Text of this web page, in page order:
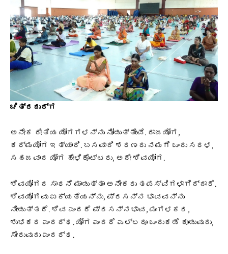
ಚಿತ್ರದುರ್ಗ
ಅನೇಕ ರೀತಿಯ ಯೋಗಗಳನ್ನು ನೋಡುತ್ತೇವೆ. ರಾಜಯೋಗ,
ಕರ್ಮಯೋಗ ಇತ್ಯಾದಿ. ಬಸವಾದಿ ಶರಣರು ನಮಗೆ ಒಂದು ಸರಳ,
ಸಹಜವಾದ ಯೋಗ ಹೇಳಿಕೊಟ್ಟರು, ಅದೇ ಶಿವಯೋಗ.
ಶಿವಯೋಗದ ಸಾಧನೆ ಮಾಡುತ್ತಾ ಅನೇಕರು ತಪಸ್ವಿಗಳಾಗಿದ್ದಾರೆ.
ಶಿವಯೋಗವು ಐಕ್ಯತೆಯನ್ನು, ಪ್ರಸನ್ನ ಭಾವವನ್ನು
ನೀಡುತ್ತದೆ. ಶಿವ ಎಂದರೆ ಪ್ರಸನ್ನಭಾವ, ಮಂಗಳಕರ,
ಶುಭಕರ ಎಂದರ್ಥ. ಯೋಗ ಎಂದರೆ ಎಲ್ಲರೂ ಒಂದುಕಡೆ ಕೂಡುವುದು,
ಸೇರುವುದು ಎಂದರ್ಥ.